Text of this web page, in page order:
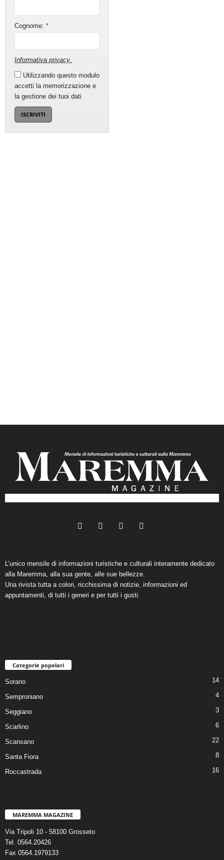
Cognome:*
Informativa privacy.
Utilizzando questo modulo
accetti la memorizzazione e
la gestione dei tuoi dati
L’unico mensile di informazioni turistiche e culturali interamente dedicato
alla Maremma, alla sua gente, alle sue bellezze.
Una rivista tutta a colori, ricchissima di notizie, informazioni ed
appuntamenti, di tutti i generi e per tutti i gusti.
Categorie popolari
Sorano 14
Semproniano 4
Seggiano 3
Scarlino 6
Scansano 22
Santa Fiora 8
Roccastrada 16
MAREMMA MAGAZINE
Via Tripoli 10 - 58100 Grosseto
Tel. 0564.20426
Fax 0564.1979133